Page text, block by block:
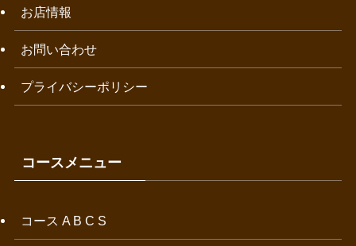
お店情報
お問い合わせ
プライバシーポリシー
コースメニュー
コース A B C S